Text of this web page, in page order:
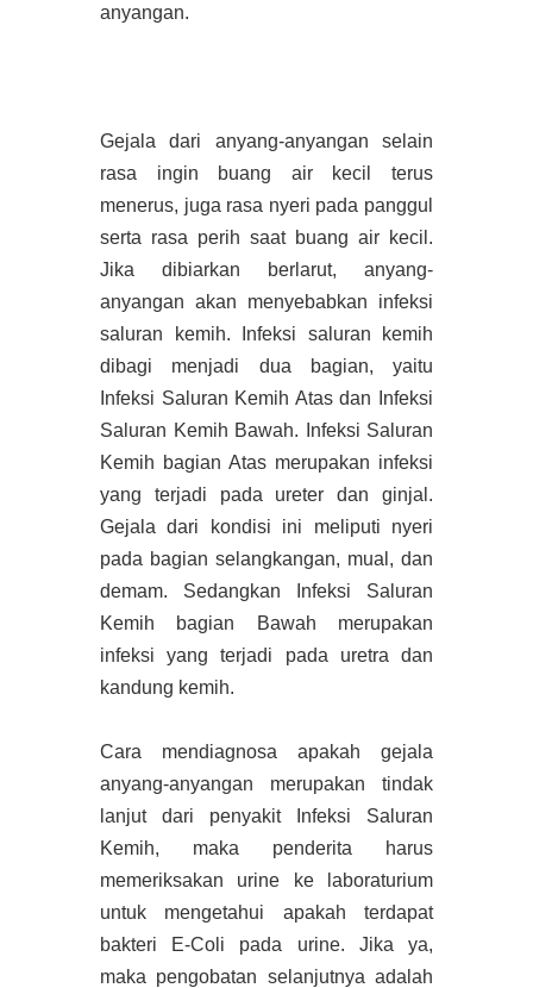
anyangan.
Gejala dari anyang-anyangan selain
rasa ingin buang air kecil terus
menerus, juga rasa nyeri pada panggul
serta rasa perih saat buang air kecil.
Jika dibiarkan berlarut, anyang-
anyangan akan menyebabkan infeksi
saluran kemih. Infeksi saluran kemih
dibagi menjadi dua bagian, yaitu
Infeksi Saluran Kemih Atas dan Infeksi
Saluran Kemih Bawah. Infeksi Saluran
Kemih bagian Atas merupakan infeksi
yang terjadi pada ureter dan ginjal.
Gejala dari kondisi ini meliputi nyeri
pada bagian selangkangan, mual, dan
demam. Sedangkan Infeksi Saluran
Kemih bagian Bawah merupakan
infeksi yang terjadi pada uretra dan
kandung kemih.
Cara mendiagnosa apakah gejala
anyang-anyangan merupakan tindak
lanjut dari penyakit Infeksi Saluran
Kemih, maka penderita harus
memeriksakan urine ke laboraturium
untuk mengetahui apakah terdapat
bakteri E-Coli pada urine. Jika ya,
maka pengobatan selanjutnya adalah